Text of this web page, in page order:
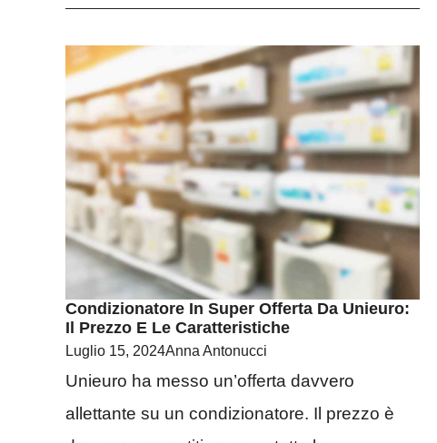
Condizionatore In Super Offerta Da Unieuro:
Il Prezzo E Le Caratteristiche
Luglio 15, 2024Anna Antonucci
Unieuro ha messo un’offerta davvero
allettante su un condizionatore. Il prezzo è